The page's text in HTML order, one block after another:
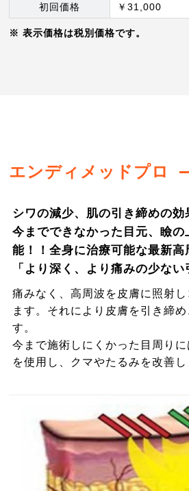
初回価格 ￥31,000
表示価格は税別価格です。
エンディメッドプロ
シワの減少、肌の引き締めの効
今までできなかった目元、瞼の
能！！全身に治療可能な最新高
「より深く、より痛みの少ない
痛みなく、高周波を皮膚に照射
ます。それにより皮膚を引き締
す。
今まで施術しにくかった目周り
を使用し、クマやたるみを改善し